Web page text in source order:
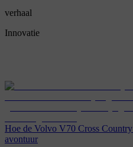
verhaal
Innovatie
Hoe de Volvo V70 Cross
avontuur